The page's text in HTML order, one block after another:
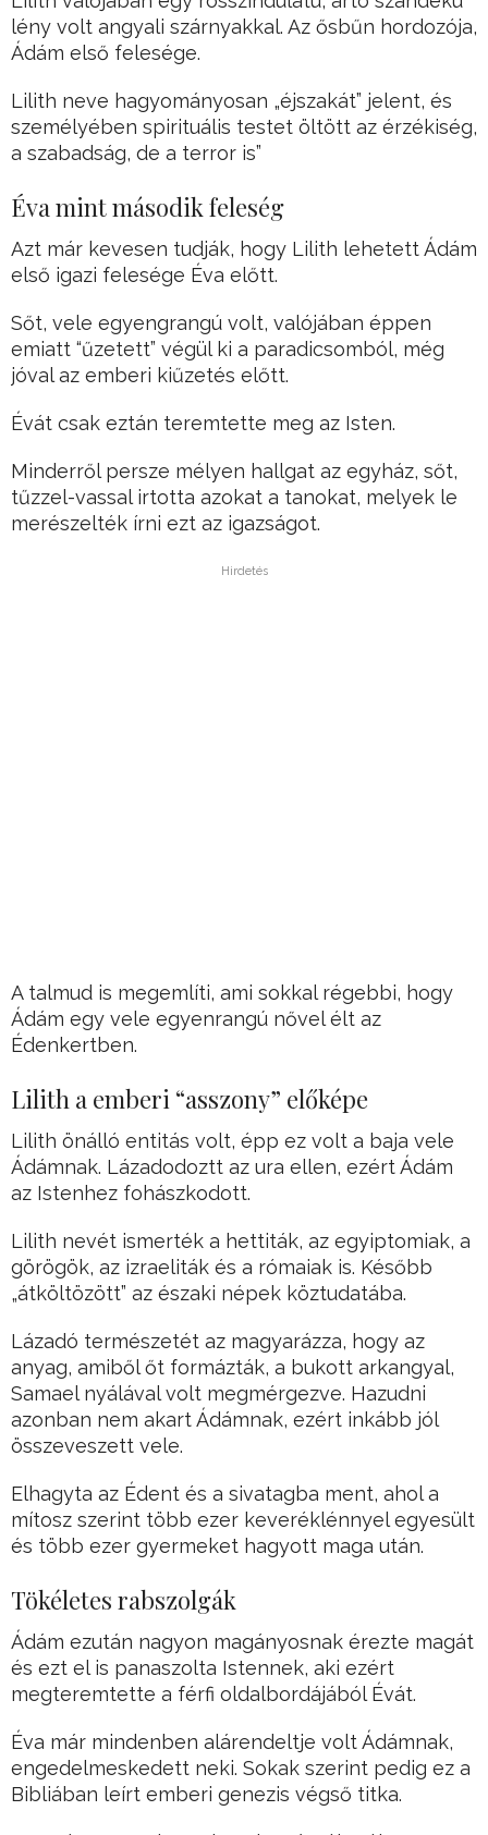
lény volt angyali szárnyakkal. Az ősbűn hordozója,
Ádám első felesége.
Lilith neve hagyományosan „éjszakát” jelent, és
személyében spirituális testet öltött az érzékiség,
a szabadság, de a terror is”
Éva mint második feleség
Azt már kevesen tudják, hogy Lilith lehetett Ádám
első igazi felesége Éva előtt.
Sőt, vele egyengrangú volt, valójában éppen
emiatt “űzetett” végül ki a paradicsomból, még
jóval az emberi kiűzetés előtt.
Évát csak eztán teremtette meg az Isten.
Minderről persze mélyen hallgat az egyház, sőt,
tűzzel-vassal irtotta azokat a tanokat, melyek le
merészelték írni ezt az igazságot.
Hirdetés
A talmud is megemlíti, ami sokkal régebbi, hogy
Ádám egy vele egyenrangú nővel élt az
Édenkertben.
Lilith a emberi “asszony” előképe
Lilith önálló entitás volt, épp ez volt a baja vele
Ádámnak. Lázadodoztt az ura ellen, ezért Ádám
az Istenhez fohászkodott.
Lilith nevét ismerték a hettiták, az egyiptomiak, a
görögök, az izraeliták és a rómaiak is. Később
„átköltözött” az északi népek köztudatába.
Lázadó természetét az magyarázza, hogy az
anyag, amiből őt formázták, a bukott arkangyal,
Samael nyálával volt megmérgezve. Hazudni
azonban nem akart Ádámnak, ezért inkább jól
összeveszett vele.
Elhagyta az Édent és a sivatagba ment, ahol a
mítosz szerint több ezer keveréklénnyel egyesült
és több ezer gyermeket hagyott maga után.
Tökéletes rabszolgák
Ádám ezután nagyon magányosnak érezte magát
és ezt el is panaszolta Istennek, aki ezért
megteremtette a férfi oldalbordájából Évát.
Éva már mindenben alárendeltje volt Ádámnak,
engedelmeskedett neki. Sokak szerint pedig ez a
Bibliában leírt emberi genezis végső titka.